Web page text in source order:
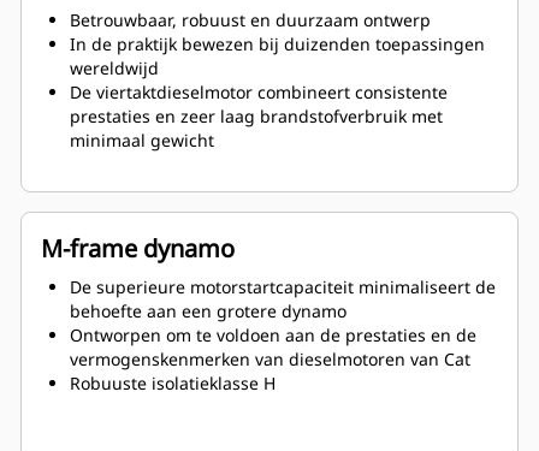
Betrouwbaar, robuust en duurzaam ontwerp
In de praktijk bewezen bij duizenden toepassingen
wereldwijd
De viertaktdieselmotor combineert consistente
prestaties en zeer laag brandstofverbruik met
minimaal gewicht
M-frame dynamo
De superieure motorstartcapaciteit minimaliseert de
behoefte aan een grotere dynamo
Ontworpen om te voldoen aan de prestaties en de
vermogenskenmerken van dieselmotoren van Cat
Robuuste isolatieklasse H